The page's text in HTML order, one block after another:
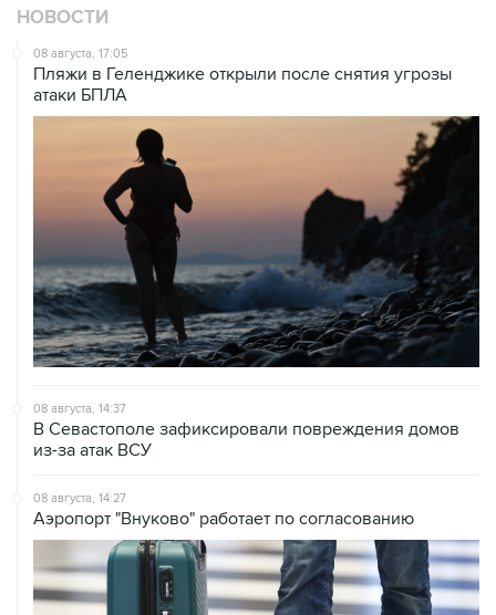
НОВОСТИ
08 августа, 17:05
Пляжи в Геленджике открыли после снятия угрозы
атаки БПЛА
08 августа, 14:37
В Севастополе зафиксировали повреждения домов
из-за атак ВСУ
08 августа, 14:27
Аэропорт "Внуково" работает по согласованию